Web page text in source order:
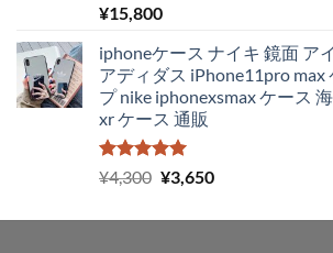
5段階中
5.00の評価
¥15,800
iphoneケース ナイキ 鏡面 ア
アディダス iPhone11pro max
プ nike iphonexsmax ケース
xr ケース 通販
5段階中
5.00
の評価
¥4,300 元
価
¥3,650現
の